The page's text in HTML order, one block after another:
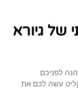
של גיורא
לפניכם
לשנת 2025 איזה תקליט עשה לכם את